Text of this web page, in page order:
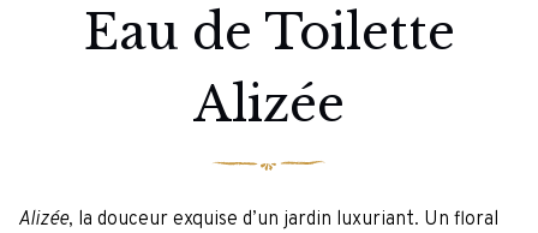
Eau de Toilette
Alizée
Alizée, la douceur exquise d’un jardin luxuriant. Un floral